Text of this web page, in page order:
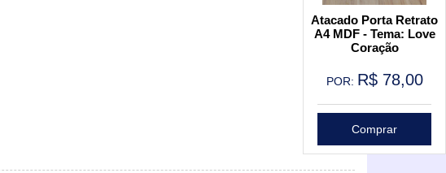
Atacado Porta Retrato
A4 MDF - Tema: Love
Coração
POR: R$ 78,00
Comprar